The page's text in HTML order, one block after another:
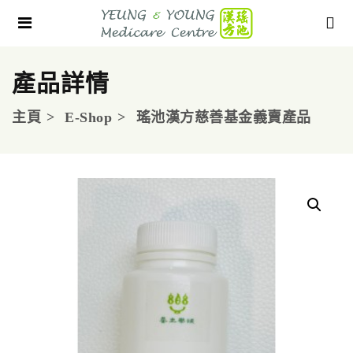
產品詳情
主頁 E-Shop 瑤池漢方慈善基金義賣產品